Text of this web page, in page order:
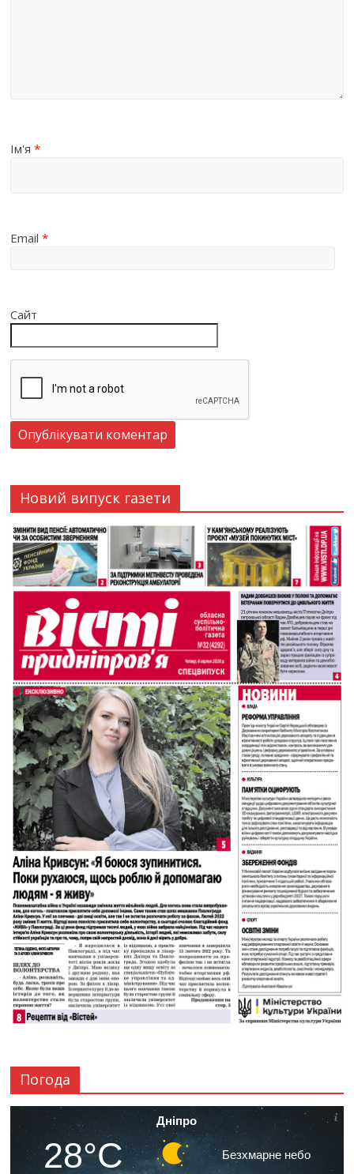
Ім'я*
Email*
Сайт
Новий випуск газети
Погода
Дніпро
28°C Безхмарне небо